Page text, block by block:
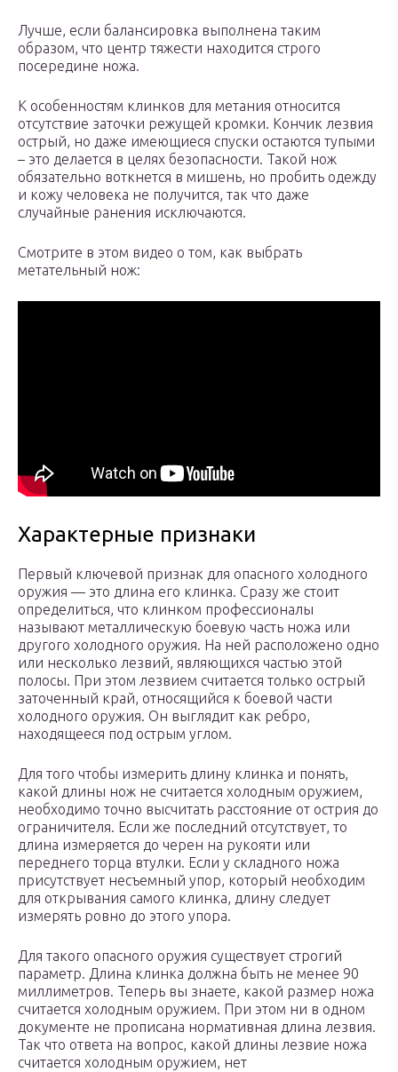
Лучше, если балансировка выполнена таким
образом, что центр тяжести находится строго
посередине ножа.
К особенностям клинков для метания относится
отсутствие заточки режущей кромки. Кончик лезвия
острый, но даже имеющиеся спуски остаются тупыми
– это делается в целях безопасности. Такой нож
обязательно воткнется в мишень, но пробить одежду
и кожу человека не получится, так что даже
случайные ранения исключаются.
Смотрите в этом видео о том, как выбрать
метательный нож:
Характерные признаки
Первый ключевой признак для опасного холодного
оружия — это длина его клинка. Сразу же стоит
определиться, что клинком профессионалы
называют металлическую боевую часть ножа или
другого холодного оружия. На ней расположено одно
или несколько лезвий, являющихся частью этой
полосы. При этом лезвием считается только острый
заточенный край, относящийся к боевой части
холодного оружия. Он выглядит как ребро,
находящееся под острым углом.
Для того чтобы измерить длину клинка и понять,
какой длины нож не считается холодным оружием,
необходимо точно высчитать расстояние от острия до
ограничителя. Если же последний отсутствует, то
длина измеряется до черен на рукояти или
переднего торца втулки. Если у складного ножа
присутствует несъемный упор, который необходим
для открывания самого клинка, длину следует
измерять ровно до этого упора.
Для такого опасного оружия существует строгий
параметр. Длина клинка должна быть не менее 90
миллиметров. Теперь вы знаете, какой размер ножа
считается холодным оружием. При этом ни в одном
документе не прописана нормативная длина лезвия.
Так что ответа на вопрос, какой длины лезвие ножа
считается холодным оружием, нет